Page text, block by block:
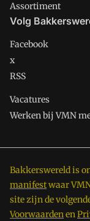
Assortiment
Volg
Facebook
x
RSS
Vacatures
Werken bij VMN
Bakkerswereld is
manifestwaar
site zijn de
Voorwaardenen